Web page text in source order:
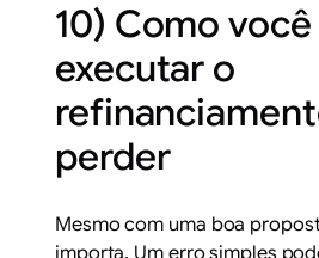
10) Como você
executar o
perder
Mesmo com uma boa